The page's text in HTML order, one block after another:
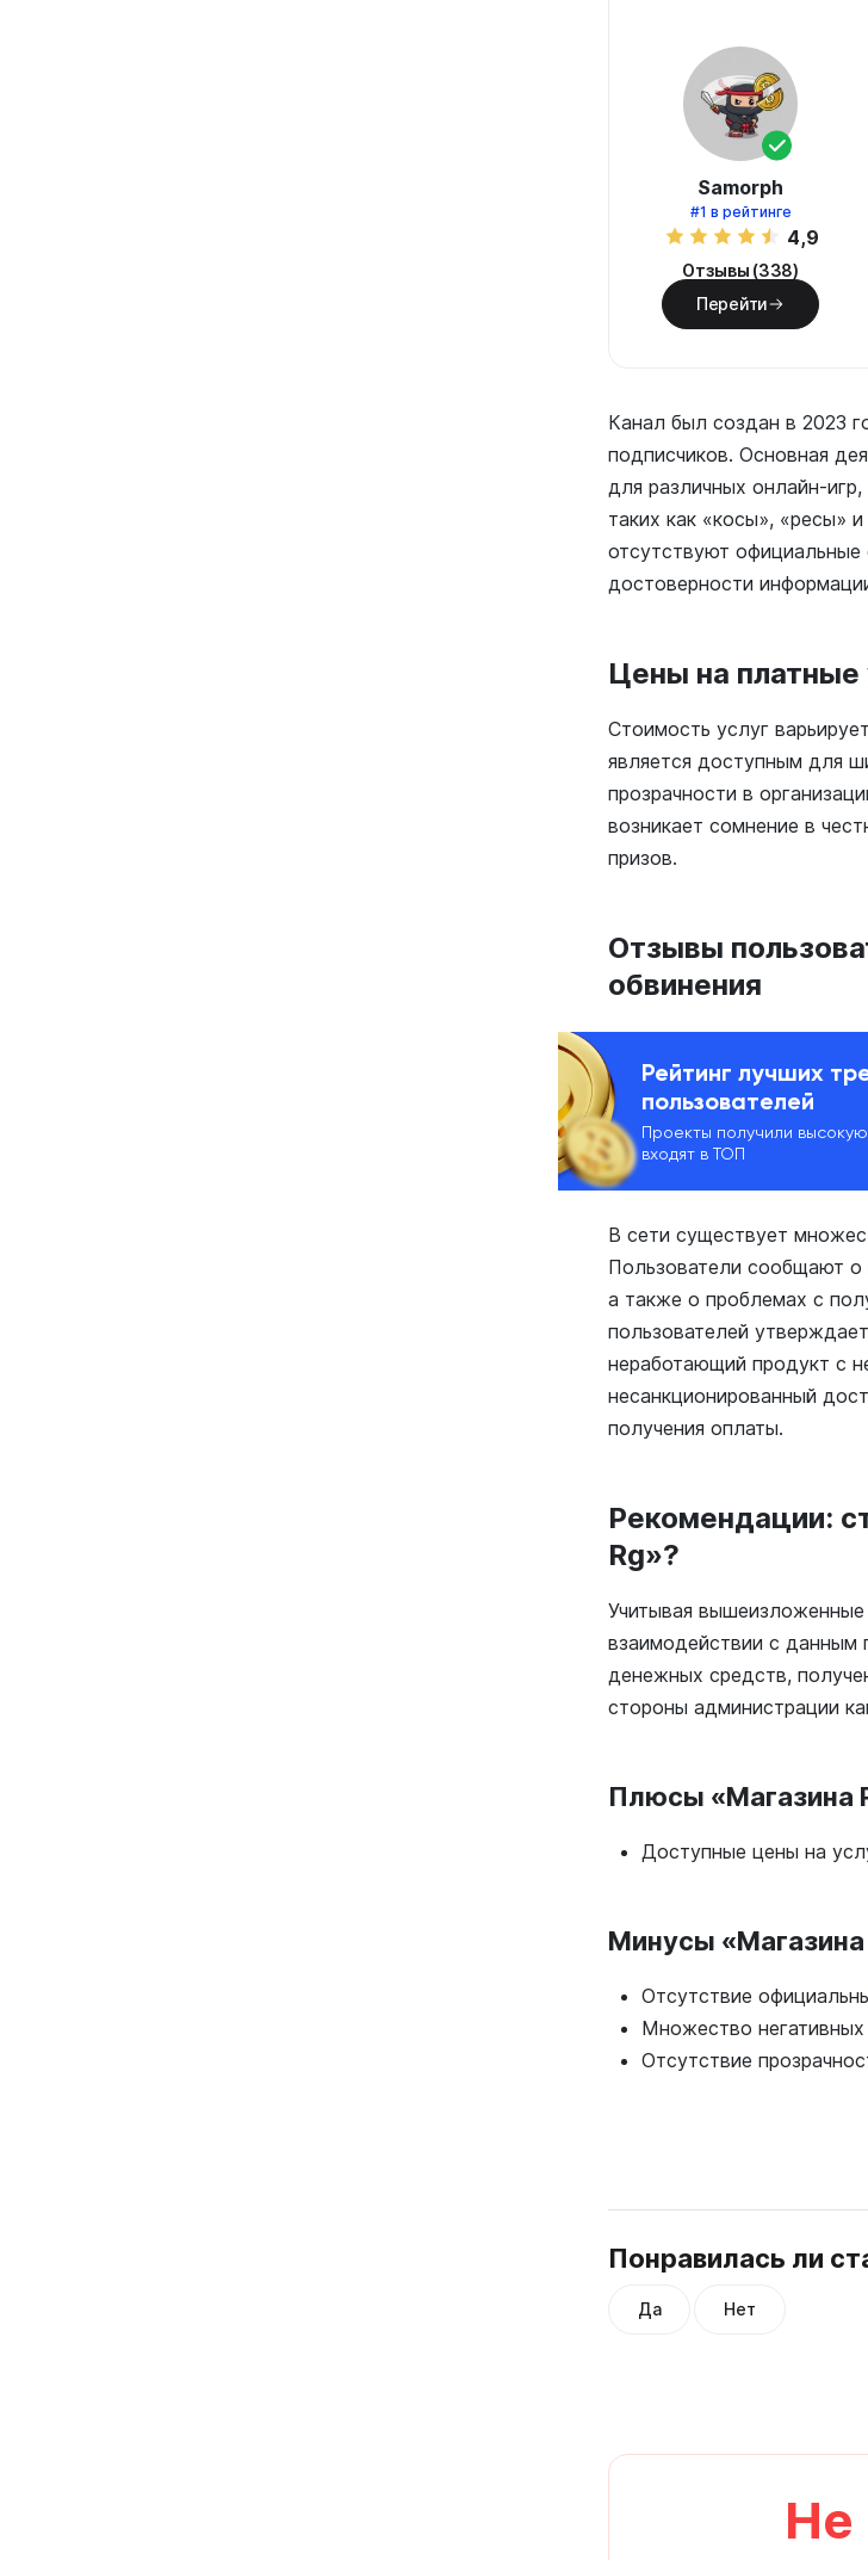
Samorph
#1 в рейтинге
4,9
Отзывы (338)
Перейти
Канал был создан в 2023
подписчиков. Основная
для различных онлайн-
таких как «косы», «ресы»
отсутствуют официальные
достоверности
Цены на платные
Стоимость услуг
является доступным для
прозрачности в
возникает сомнение в
призов.
Отзывы
обвинения
Рейтинг лучших
пользователей
Проекты получили
входят в ТОП
В сети существует
Пользователи сообщают о
а также о проблемах с
пользователей
неработающий продукт с
несанкционированный
получения оплаты.
Рекомендации:
Rg»?
Учитывая
взаимодействии с
денежных средств,
стороны администрации
Плюсы «Магазина
Доступные цены на
Минусы «Магазина
Отсутствие
Множество
Отсутствие
Понравилась ли
Да Нет
Не